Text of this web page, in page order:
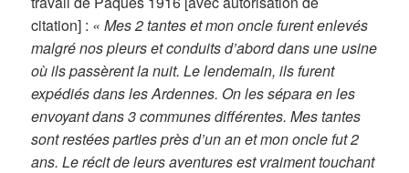
citation] : « Mes 2 tantes et mon oncle furent enlevés
malgré nos pleurs et conduits d’abord dans une usine
où ils passèrent la nuit. Le lendemain, ils furent
expédiés dans les Ardennes. On les sépara en les
envoyant dans 3 communes différentes. Mes tantes
sont restées parties près d’un an et mon oncle fut 2
ans. Le récit de leurs aventures est vraiment touchant